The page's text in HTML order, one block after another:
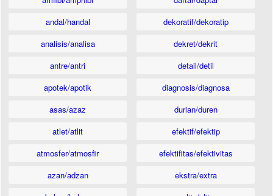
andal/handal
analisis/analisa
antre/antri
apotek/apotik
asas/azaz
atlet/atlit
atmosfer/atmosfir
azan/adzan
dekoratif/dekoratip
dekret/dekrit
detail/detil
diagnosis/diagnosa
durian/duren
efektif/efektip
efektifitas/efektivitas
ekstra/extra